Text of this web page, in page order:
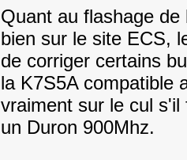
Quant au flashage
bien sur le site ECS,
de corriger certains
la K7S5A compatible
vraiment sur le cul
un Duron 900Mhz.